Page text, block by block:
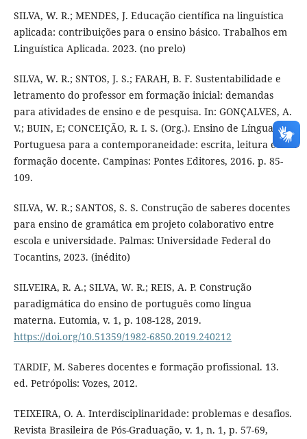
SILVA, W. R.; MENDES, J. Educação científica na linguística
aplicada: contribuições para o ensino básico. Trabalhos em
Linguística Aplicada. 2023. (no prelo)
SILVA, W. R.; SNTOS, J. S.; FARAH, B. F. Sustentabilidade e
letramento do professor em formação inicial: demandas
para atividades de ensino e de pesquisa. In: GONÇALVES, A.
V.; BUIN, E; CONCEIÇÃO, R. I. S. (Org.). Ensino de Língua
Portuguesa para a contemporaneidade: escrita, leitura e
formação docente. Campinas: Pontes Editores, 2016. p. 85-
109.
SILVA, W. R.; SANTOS, S. S. Construção de saberes docentes
para ensino de gramática em projeto colaborativo entre
escola e universidade. Palmas: Universidade Federal do
Tocantins, 2023. (inédito)
SILVEIRA, R. A.; SILVA, W. R.; REIS, A. P. Construção
paradigmática do ensino de português como língua
materna. Eutomia, v. 1, p. 108-128, 2019.
https://doi.org/10.51359/1982-6850.2019.240212
TARDIF, M. Saberes docentes e formação profissional. 13.
ed. Petrópolis: Vozes, 2012.
TEIXEIRA, O. A. Interdisciplinaridade: problemas e desafios.
Revista Brasileira de Pós-Graduação, v. 1, n. 1, p. 57-69,